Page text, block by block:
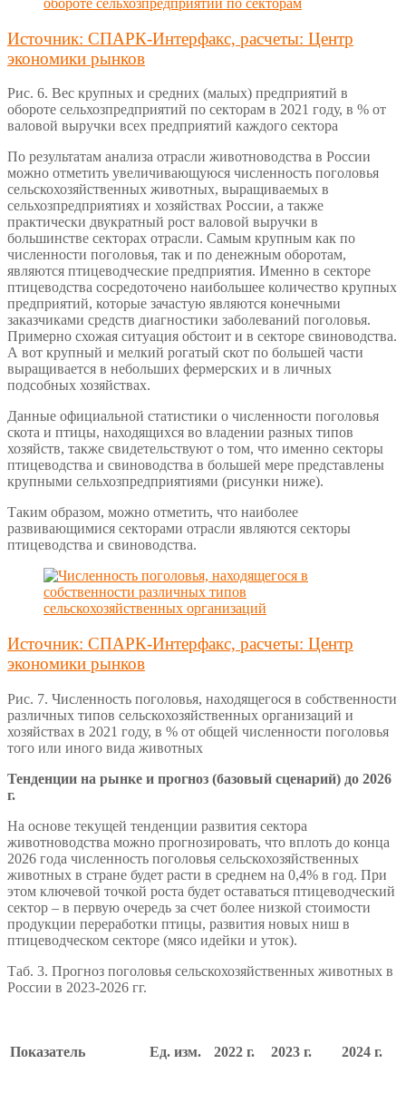
Источник: СПАРК-Интерфакс, расчеты: Центр
экономики рынков
Рис. 6. Вес крупных и средних (малых) предприятий в
обороте сельхозпредприятий по секторам в 2021 году, в % от
валовой выручки всех предприятий каждого сектора
По результатам анализа отрасли животноводства в России
можно отметить увеличивающуюся численность поголовья
сельскохозяйственных животных, выращиваемых в
сельхозпредприятиях и хозяйствах России, а также
практически двукратный рост валовой выручки в
большинстве секторах отрасли. Самым крупным как по
численности поголовья, так и по денежным оборотам,
являются птицеводческие предприятия. Именно в секторе
птицеводства сосредоточено наибольшее количество крупных
предприятий, которые зачастую являются конечными
заказчиками средств диагностики заболеваний поголовья.
Примерно схожая ситуация обстоит и в секторе свиноводства.
А вот крупный и мелкий рогатый скот по большей части
выращивается в небольших фермерских и в личных
подсобных хозяйствах.
Данные официальной статистики о численности поголовья
скота и птицы, находящихся во владении разных типов
хозяйств, также свидетельствуют о том, что именно секторы
птицеводства и свиноводства в большей мере представлены
крупными сельхозпредприятиями (рисунки ниже).
Таким образом, можно отметить, что наиболее
развивающимися секторами отрасли являются секторы
птицеводства и свиноводства.
Источник: СПАРК-Интерфакс, расчеты: Центр
экономики рынков
Рис. 7. Численность поголовья, находящегося в собственности
различных типов сельскохозяйственных организаций и
хозяйствах в 2021 году, в % от общей численности поголовья
того или иного вида животных
Тенденции на рынке и прогноз (базовый сценарий) до 2026
г.
На основе текущей тенденции развития сектора
животноводства можно прогнозировать, что вплоть до конца
2026 года численность поголовья сельскохозяйственных
животных в стране будет расти в среднем на 0,4% в год. При
этом ключевой точкой роста будет оставаться птицеводческий
сектор – в первую очередь за счет более низкой стоимости
продукции переработки птицы, развития новых ниш в
птицеводческом секторе (мясо идейки и уток).
Таб. 3. Прогноз поголовья сельскохозяйственных животных в
России в 2023-2026 гг.
Показатель Ед. изм. 2022 г. 2023 г. 2024 г.